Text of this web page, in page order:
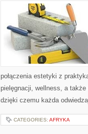
połączenia estetyki z
pielęgnacji, wellness, a
dzięki czemu każda
CATEGORIES: AFRYKA